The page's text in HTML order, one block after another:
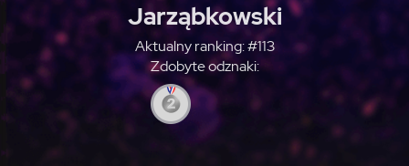
Jarząbkowski
Aktualny ranking: #113
Zdobyte odznaki: